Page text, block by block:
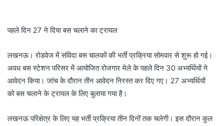
पहले दिन 27 ने दिया बस चलाने का ट्रायल
लखनऊ। रोडवेज में संविदा बस चालकों की भर्ती प्रक्रिया सोमवार से शुरू हो गई।
अवध बस स्टेशन परिसर में आयोजित रोजगार मेले के पहले दिन 30 अभ्यर्थियों ने
आवेदन किया। जांच के दौरान तीन आवेदन निरस्त कर दिए गए। 27 अभ्यर्थियों
को बस चलाने के ट्रायल के लिए बुलाया गया है।
लखनऊ परिक्षेत्र के लिए यह भर्ती प्रक्रिया तीन दिनों तक चलेगी। इस दौरान कुल